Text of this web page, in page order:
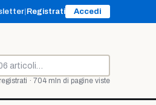
Registrati Accedi
· 704 mln di pagine viste